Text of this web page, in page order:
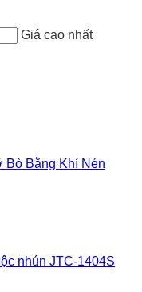
Giá cao nhất
Bò Bằng Khí Nén
nhún JTC-1404S